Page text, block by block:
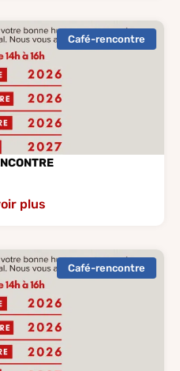
Café-rencontre
plus
Café-rencontre